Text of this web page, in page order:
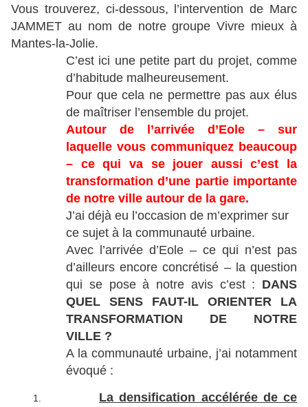
Vous trouverez, ci-dessous, l’intervention de Marc
JAMMET au nom de notre groupe Vivre mieux à
Mantes-la-Jolie.
C’est ici une petite part du projet, comme
d’habitude malheureusement.
Pour que cela ne permettre pas aux élus
de maîtriser l’ensemble du projet.
Autour de l’arrivée d’Eole – sur
laquelle vous communiquez beaucoup
– ce qui va se jouer aussi c’est la
transformation d’une partie importante
de notre ville autour de la gare.
J’ai déjà eu l’occasion de m’exprimer sur
ce sujet à la communauté urbaine.
Avec l’arrivée d’Eole – ce qui n’est pas
d’ailleurs encore concrétisé – la question
qui se pose à notre avis c’est : DANS
QUEL SENS FAUT-IL ORIENTER LA
TRANSFORMATION DE NOTRE
VILLE ?
A la communauté urbaine, j’ai notamment
évoqué :
La densification accélérée de ce